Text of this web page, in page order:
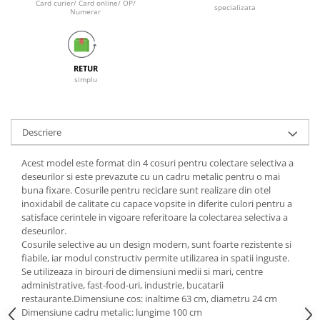
Lemn/ parchet/ laminat
Piatra naturala/ placi ceramice
Detergenti textile
Detergent de rufe
Indepartare pete
Parfum rufe
Detergenti ultraconcentrati
Dezinfectanti, igienizanti
Insecticide
Intretinere incaltaminte
Odorizante
Odorizante textile
Odorizante baie
Galeti clasice
Perie de tavan
Raclete geam
Raclete pardoseala
Bureti
Bureti canelati
Bureti metalici
Bureti speciali
Bureti universali
Accesorii baie si bucatarie
Accesorii pe coduri de culori
Animale de companie
Card curier/ Card online/ OP/
Numerar
specializata
RETUR
simplu
Descriere
Acest model este format din 4 cosuri pentru colectare selectiva a
deseurilor si este prevazute cu un cadru metalic pentru o mai
buna fixare. Cosurile pentru reciclare sunt realizare din otel
inoxidabil de calitate cu capace vopsite in diferite culori pentru a
satisface cerintele in vigoare referitoare la colectarea selectiva a
deseurilor.
Cosurile selective au un design modern, sunt foarte rezistente si
fiabile, iar modul constructiv permite utilizarea in spatii inguste.
Se utilizeaza in birouri de dimensiuni medii si mari, centre
administrative, fast-food-uri, industrie, bucatarii
restaurante.Dimensiune cos: inaltime 63 cm, diametru 24 cm
Dimensiune cadru metalic: lungime 100 cm